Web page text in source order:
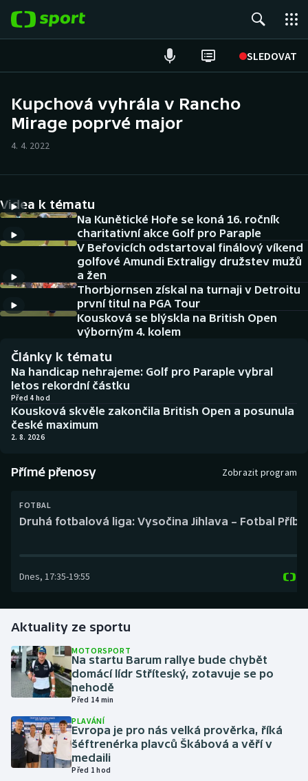
SLEDOVAT
Hokej
Cyklistika
DALŠÍ SPORTY
Americký fotbal
Baseball a softbal
Basketbal
Biatlon
Boby a skeleton
Dostihy
Futsal
Gymnastika
Házená
Jezdectví
Judo
NEPŘEHLÉDNĚTE
Soutěže
Historické návraty
Aplikace ČT sport
AZ kvíz
Kupchová vyhrála v Rancho
Mirage poprvé major
4. 4. 2022
Videa k tématu
Na Kunětické Hoře se koná 16. ročník
charitativní akce Golf pro Paraple
V Beřovicích odstartoval finálový víkend
golfové Amundi Extraligy družstev mužů
a žen
Thorbjornsen získal na turnaji v Detroitu
první titul na PGA Tour
Kousková se blýskla na British Open
výborným 4. kolem
Články k tématu
Na handicap nehrajeme: Golf pro Paraple vybral
letos rekordní částku
Před 4 hod
Kousková skvěle zakončila British Open a posunula
české maximum
2. 8. 2026
Přímé přenosy Zobrazit program
FOTBAL
Druhá fotbalová liga: Vysočina Jihlava – Fotbal
Dnes, 17:35-19:55
Aktuality ze sportu
MOTORSPORT
Na startu Barum rallye bude chybět
domácí lídr Stříteský, zotavuje se po
nehodě
Před 14 min
PLAVÁNÍ
Evropa je pro nás velká prověrka, říká
šéftrenérka plavců Škábová a věří v
medaili
Před 1 hod